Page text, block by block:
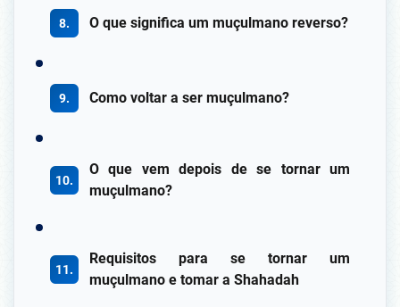
O que significa um muçulmano reverso?
Como voltar a ser muçulmano?
O que vem depois de se tornar um
muçulmano?
Requisitos para se tornar um
muçulmano e tomar a Shahadah